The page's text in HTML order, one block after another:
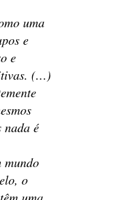
uma
e
e
(…)
é
o